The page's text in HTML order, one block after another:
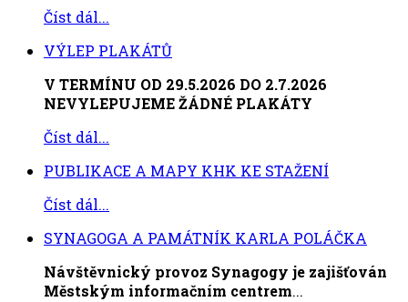
Číst dál...
VÝLEP PLAKÁTŮ
V TERMÍNU OD 29.5.2026 DO 2.7.2026
NEVYLEPUJEME ŽÁDNÉ PLAKÁTY
Číst dál...
PUBLIKACE A MAPY KHK KE STAŽENÍ
Číst dál...
SYNAGOGA A PAMÁTNÍK KARLA POLÁČKA
Návštěvnický provoz Synagogy je zajišťován
Městským informačním centrem...